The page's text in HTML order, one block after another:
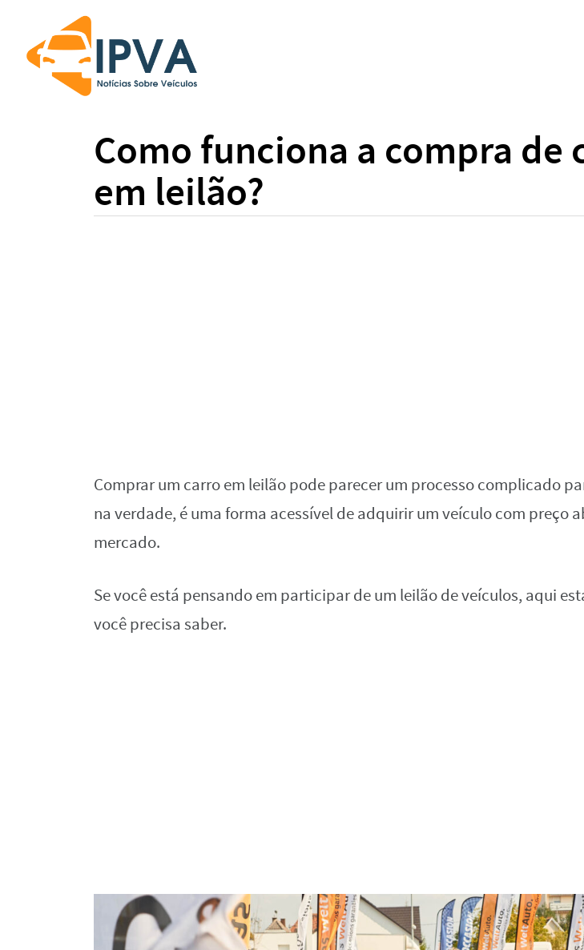
Como funciona a compra de
em leilão?
Comprar um carro em leilão pode parecer um processo complicado
na verdade, é uma forma acessível de adquirir um veículo com preço
mercado.
Se você está pensando em participar de um leilão de veículos, aqui
você precisa saber.